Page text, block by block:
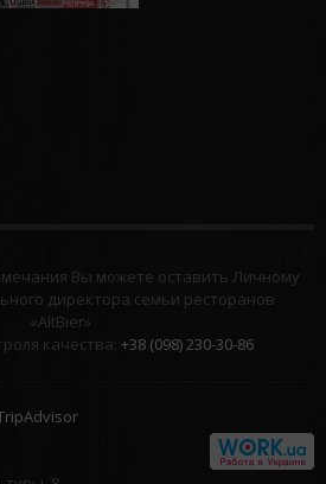
Вы можете оставить Личному
директора семьи ресторанов
«AltBier»
качества: +38 (098) 230-30-86